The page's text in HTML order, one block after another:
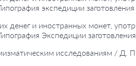
экспедиции
денег и иностранных монет,
Экспедиции
исследованиям /